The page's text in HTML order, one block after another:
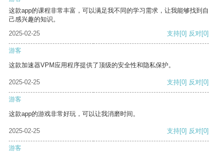
这款app的课程非常丰富，可以满足我不同的学习需求，让我能够找到自
己感兴趣的知识。
2025-02-25
支持[0] 反对[0]
游客
这款加速器VPM应用程序提供了顶级的安全性和隐私保护。
2025-02-25 支持[0] 反对[0]
游客
这款app的游戏非常好玩，可以让我消磨时间。
2025-02-25 支持[0] 反对[0]
游客